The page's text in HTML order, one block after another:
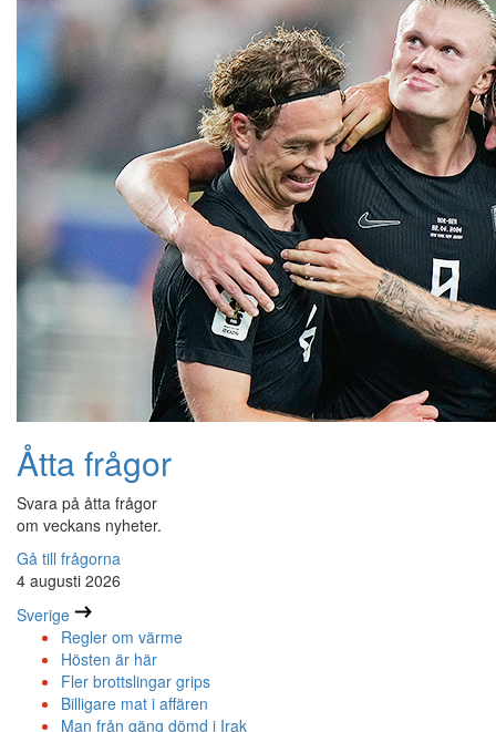
Åtta frågor
Svara på åtta frågor
om veckans nyheter.
Gå till frågorna
4 augusti 2026
Sverige
Regler om värme
Hösten är här
Fler brottslingar grips
Billigare mat i affären
Man från gäng dömd i Irak